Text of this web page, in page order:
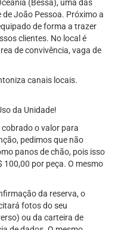
(Bessa), uma das
João Pessoa. Próximo a
de forma a trazer
clientes. No local é
de convivência, vaga de
canais locais.
da Unidade!
cobrado o valor para
pedimos que não
panos de chão, pois isso
100,00 por peça. O mesmo
da reserva, o
fotos do seu
ou da carteira de